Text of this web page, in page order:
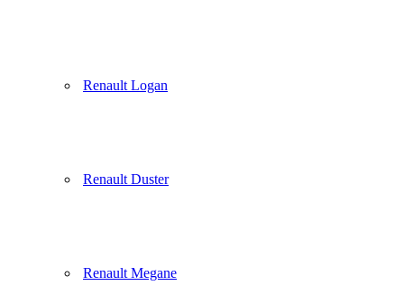
Renault Logan
Renault Duster
Renault Megane